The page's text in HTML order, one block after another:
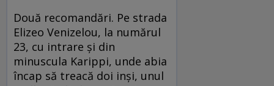
Două recomandări. Pe strada
Elizeo Venizelou, la numărul
23, cu intrare şi din
minuscula Karippi, unde abia
încap să treacă doi inşi, unul